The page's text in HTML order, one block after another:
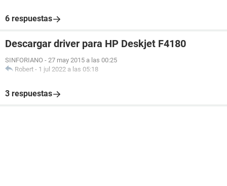
6 respuestas
Descargar driver para HP Deskjet F4180
SINFORIANO - 27 may 2015 a las 00:25
Robert - 1 jul 2022 a las 05:18
3 respuestas